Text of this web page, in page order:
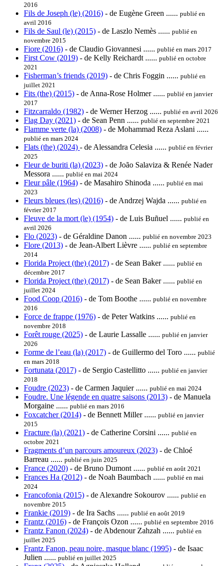
2016
Fils de Joseph (le) (2016) - de Eugène Green ...... publié en
avril 2016
Fils de Saul (le) (2015) - de Laszlo Nemès ...... publié en
novembre 2015
Fiore (2016) - de Claudio Giovannesi ...... publié en mars 2017
First Cow (2019) - de Kelly Reichardt ...... publié en octobre
2021
Fisherman’s friends (2019) - de Chris Foggin ...... publié en
juillet 2021
Fits (the) (2015) - de Anna-Rose Holmer ...... publié en janvier
2017
Fitzcarraldo (1982) - de Werner Herzog ...... publié en avril 2026
Flag Day (2021) - de Sean Penn ...... publié en septembre 2021
Flamme verte (la) (2008) - de Mohammad Reza Aslani ......
publié en mars 2024
Flats (the) (2024) - de Alessandra Celesia ...... publié en février
2025
Fleur de buriti (la) (2023) - de João Salaviza & Renée Nader
Messora ...... publié en mai 2024
Fleur pâle (1964) - de Masahiro Shinoda ...... publié en mai
2023
Fleurs bleues (les) (2016) - de Andrzej Wajda ...... publié en
février 2017
Fleuve de la mort (le) (1954) - de Luis Buñuel ...... publié en
avril 2026
Flo (2023) - de Géraldine Danon ...... publié en novembre 2023
Flore (2013) - de Jean-Albert Lièvre ...... publié en septembre
2014
Florida Project (the) (2017) - de Sean Baker ...... publié en
décembre 2017
Florida Project (the) (2017) - de Sean Baker ...... publié en
juillet 2024
Food Coop (2016) - de Tom Boothe ...... publié en novembre
2016
Force de frappe (1976) - de Peter Watkins ...... publié en
novembre 2018
Forêt rouge (2025) - de Laurie Lassalle ...... publié en janvier
2026
Forme de l’eau (la) (2017) - de Guillermo del Toro ...... publié
en mars 2018
Fortunata (2017) - de Sergio Castellitto ...... publié en janvier
2018
Foudre (2023) - de Carmen Jaquier ...... publié en mai 2024
Foudre. Une légende en quatre saisons (2013) - de Manuela
Morgaine ...... publié en mars 2016
Foxcatcher (2014) - de Bennett Miller ...... publié en janvier
2015
Fracture (la) (2021) - de Catherine Corsini ...... publié en
octobre 2021
Fragments d’un parcours amoureux (2023) - de Chloé
Barreau ...... publié en juin 2025
France (2020) - de Bruno Dumont ...... publié en août 2021
Frances Ha (2012) - de Noah Baumbach ...... publié en mai
2024
Francofonia (2015) - de Alexandre Sokourov ...... publié en
novembre 2015
Frankie (2019) - de Ira Sachs ...... publié en août 2019
Frantz (2016) - de François Ozon ...... publié en septembre 2016
Frantz Fanon (2024) - de Abdenour Zahzah ...... publié en
juillet 2025
Frantz Fanon, peau noire, masque blanc (1995) - de Isaac
Julien ...... publié en juillet 2025